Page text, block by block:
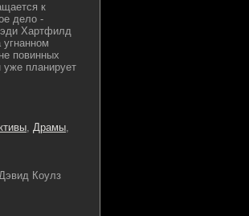
к
дело -
Хартфилд
повинных
уже планирует
, Драмы,
Коулз